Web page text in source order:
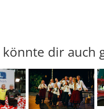
könnte dir auch